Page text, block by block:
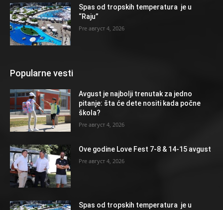
Spas od tropskih temperatura je u
“Raju”
август 4, 2026
Popularne vesti
Avgust je najbolji trenutak za jedno
pitanje: šta će dete nositi kada počne
škola?
август 4, 2026
Ove godine Love Fest 7-8 & 14-15 avgust
август 4, 2026
Spas od tropskih temperatura je u